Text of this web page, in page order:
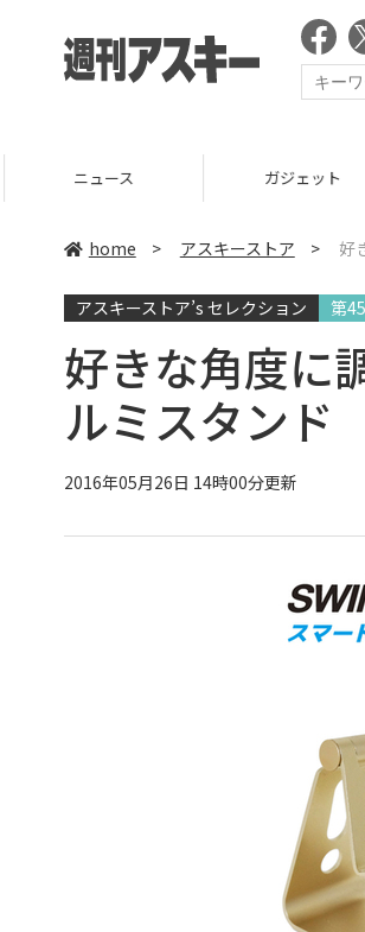
ニュース ガジェット
home > アスキーストア > 好
アスキーストア’s セレクション 第
好きな角度に
ルミスタンド
2016年05月26日 14時00分更新